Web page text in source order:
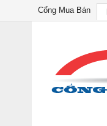
Cổng Mua Bán